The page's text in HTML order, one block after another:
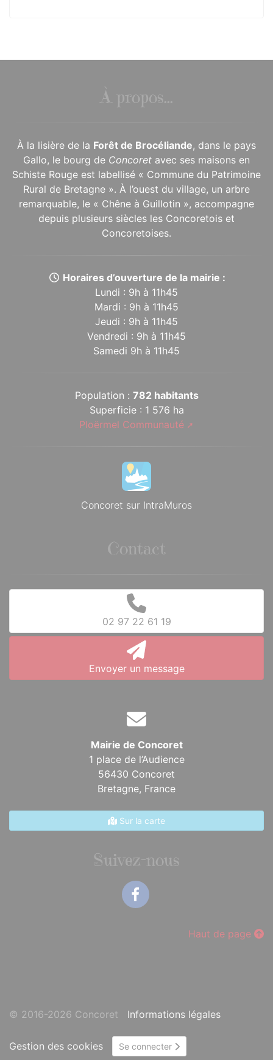
À propos...
À la lisière de la Forêt de Brocéliande, dans le pays
Gallo, le bourg de Concoret avec ses maisons en
Schiste Rouge est labellisé « Commune du Patrimoine
Rural de Bretagne ». À l’ouest du village, un arbre
remarquable, le « Chêne à Guillotin », accompagne
depuis plusieurs siècles les Concoretois et
Concoretoises.
Horaires d’ouverture de la mairie :
Lundi : 9h à 11h45
Mardi : 9h à 11h45
Jeudi : 9h à 11h45
Vendredi : 9h à 11h45
Samedi 9h à 11h45
Population : 782 habitants
Superficie : 1 576 ha
Ploërmel Communauté
Concoret sur IntraMuros
Contact
02 97 22 61 19
Envoyer un message
Mairie de Concoret
1 place de l’Audience
56430 Concoret
Bretagne, France
Sur la carte
Suivez-nous
Haut de page
© 2016-2026 Concoret Informations légales
Gestion des cookies Se connecter